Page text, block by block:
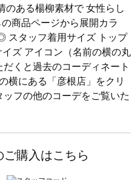
のある楊柳素材で 女性らし
の商品ページから展開カラ
スタッフ着用サイズ トップ
ズ アイコン（名前の横の丸
くと過去のコーディネート
横にある「彦根店」をクリ
フの他のコーデをご覧いた
購入はこちら